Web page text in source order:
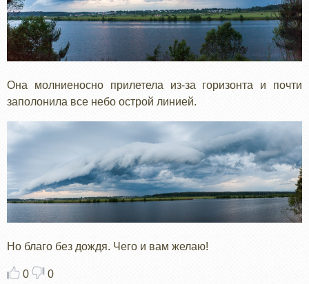
Она молниеносно прилетела из-за горизонта и почти
заполонила все небо острой линией.
Но благо без дождя. Чего и вам желаю!
0 0